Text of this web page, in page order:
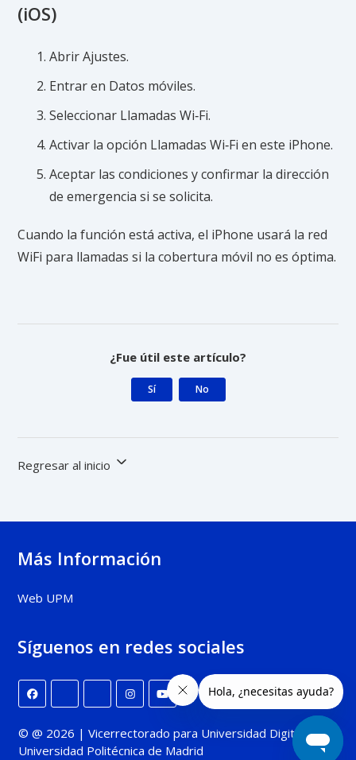
(iOS)
Abrir Ajustes.
Entrar en Datos móviles.
Seleccionar Llamadas Wi‑Fi.
Activar la opción Llamadas Wi‑Fi en este iPhone.
Aceptar las condiciones y confirmar la dirección
de emergencia si se solicita.
Cuando la función está activa, el iPhone usará la red
WiFi para llamadas si la cobertura móvil no es óptima.
¿Fue útil este artículo?
Sí No
Regresar al inicio
Más Información
Web UPM
Síguenos en redes sociales
© @ 2026 | Vicerrectorado para Universidad Digital |
Universidad Politécnica de Madrid